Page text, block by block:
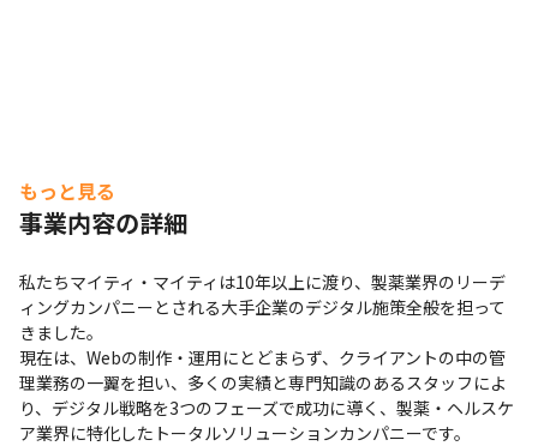
もっと見る
事業内容の詳細
私たちマイティ・マイティは10年以上に渡り、製薬業界のリーデ
ィングカンパニーとされる大手企業のデジタル施策全般を担って
きました。
現在は、Webの制作・運用にとどまらず、クライアントの中の管
理業務の一翼を担い、多くの実績と専門知識のあるスタッフによ
り、デジタル戦略を3つのフェーズで成功に導く、製薬・ヘルスケ
ア業界に特化したトータルソリューションカンパニーです。